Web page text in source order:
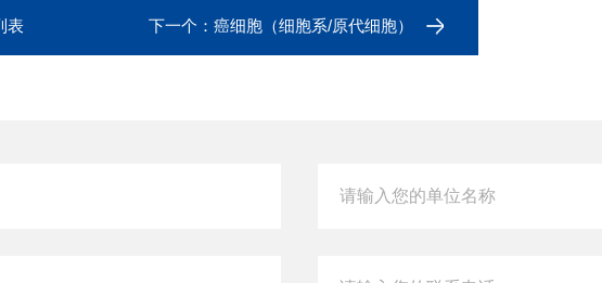
表 下一个： 癌细胞（细胞系/原代细胞）